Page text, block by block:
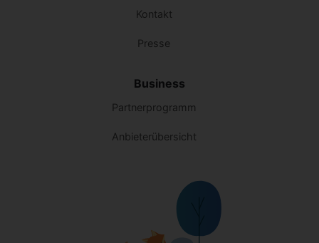
Kontakt
Presse
Business
Partnerprogramm
Anbieterübersicht